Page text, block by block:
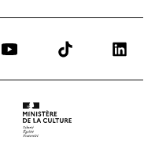
Ministère de la culture